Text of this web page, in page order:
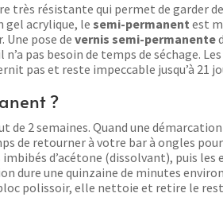
très résistante qui permet de garder
gel acrylique, lesemi-permanent est
Une pose devernis semi-permanente
pas besoin de temps de séchage.
pas et reste impeccable jusqu’à 21
?
de 2 semaines. Quand une
de retourner à votre bar à ongles pour
d’acétone (dissolvant), puis les
dure une quinzaine de minutes
bloc polissoir, elle nettoie et retire le